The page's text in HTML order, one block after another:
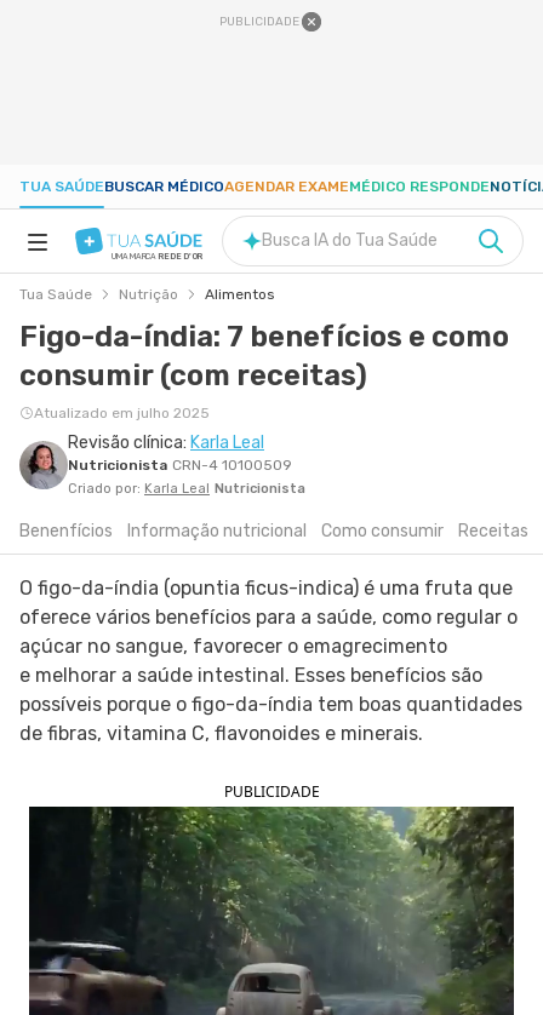
PUBLICIDADE
TUA SAÚDEBUSCAR MÉDICOAGENDAR EXAMEMÉDICO RESPONDE
NUTRIÇÃO
GRAVIDEZ
SIGA O TUA SAÚDE NAS REDES SOCIAIS
UMA MARCA REDE D'OR
Busca IA do Tua Saúde
Tua Saúde Nutrição Alimentos
Figo-da-índia: 7 benefícios e como
consumir (com receitas)
Atualizado em julho 2025
Revisão clínica: Karla Leal
Nutricionista CRN-4 10100509
Criado por: Karla Leal Nutricionista
Benenfícios Informação nutricional Como consumir Receitas
O figo-da-índia (opuntia ficus-indica) é uma fruta que
oferece vários benefícios para a saúde, como regular o
açúcar no sangue, favorecer o emagrecimento
e melhorar a saúde intestinal. Esses benefícios são
possíveis porque o figo-da-índia tem boas quantidades
de fibras, vitamina C, flavonoides e minerais.
PUBLICIDADE